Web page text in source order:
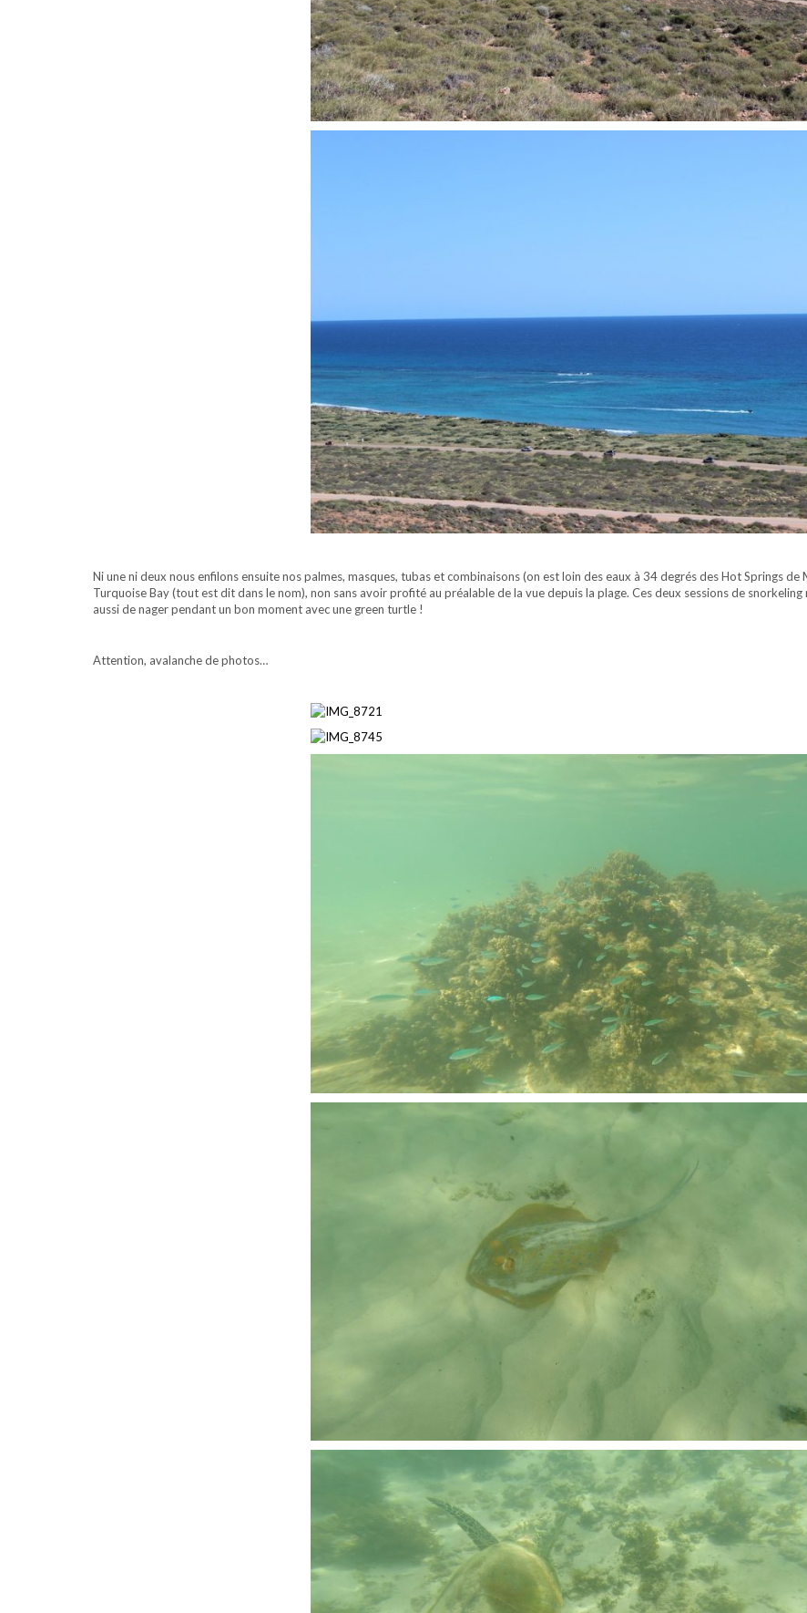
Ni une ni deux nous enfilons ensuite nos palmes, masques, tubas et combinaisons (on est loin des eaux à 34 degrés des Hot Springs
Turquoise Bay (tout est dit dans le nom), non sans avoir profité au préalable de la vue depuis la plage. Ces deux sessions de
aussi de nager pendant un bon moment avec une green turtle !
Attention, avalanche de photos…